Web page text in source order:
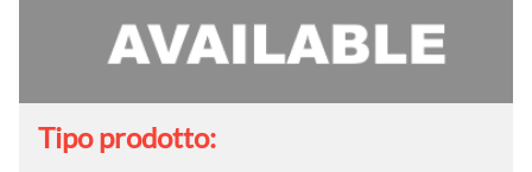
Tipo prodotto: